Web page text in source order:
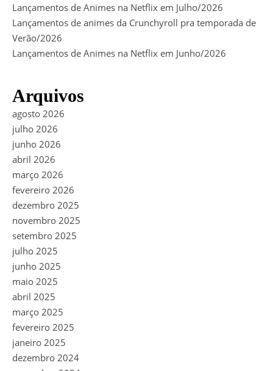
Lançamentos de Animes na Netflix em Julho/2026
Lançamentos de animes da Crunchyroll pra temporada de
Verão/2026
Lançamentos de Animes na Netflix em Junho/2026
Arquivos
agosto 2026
julho 2026
junho 2026
abril 2026
março 2026
fevereiro 2026
dezembro 2025
novembro 2025
setembro 2025
julho 2025
junho 2025
maio 2025
abril 2025
março 2025
fevereiro 2025
janeiro 2025
dezembro 2024